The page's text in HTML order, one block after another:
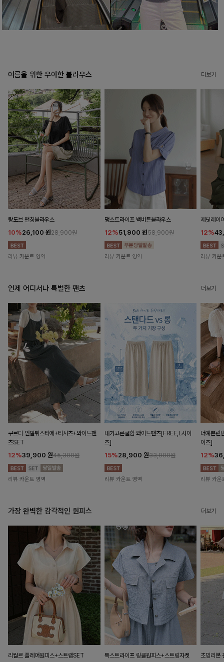
여름을 위한 우아한 블라우스 더보기
랑도브 펀칭블라우스
10%26,100 원28,900원
리뷰 카운트 영역
댕스트라이프 백버튼블라우스
12%51,900 원58,900원
리뷰 카운트 영역
제딧레이
12%
리뷰 카운
언제 어디서나 특별한 팬츠 더보기
쿠르디 언발뷔스티에+티셔츠+와이드팬
츠SET
12%39,900 원45,300원
리뷰 카운트 영역
내가고른쿨함 와이드팬츠[FREE,L사이
즈]
15%28,900 원33,900원
리뷰 카운트 영역
더예쁜린
이즈]
12%
리뷰 카운
가장 완벽한 감각적인 원피스 더보기
리월르 플레어원피스+스트랩SET
특스트라이프 링클원피스+스트링자켓
초밍리본